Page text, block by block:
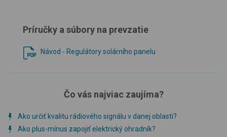
Príručky a súbory na prevzatie
Návod - Regulátory solárního panelu
Čo vás najviac zaujíma?
Ako určiť kvalitu rádiového signálu v danej oblasti?
Ako plus-mínus zapojiť elektrický ohradník?